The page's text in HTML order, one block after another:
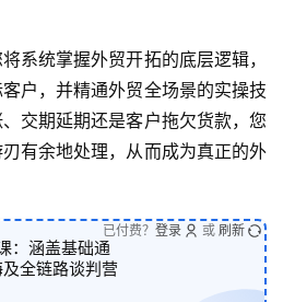
系统掌握外贸开拓的底层逻辑，
户，并精通外贸全场景的实操技
交期延期还是客户拖欠货款，您
有余地处理，从而成为真正的外
：涵盖基础通
全链路谈判营
已付费？ 登录 或 刷新